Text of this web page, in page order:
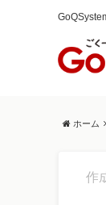
ホーム
作